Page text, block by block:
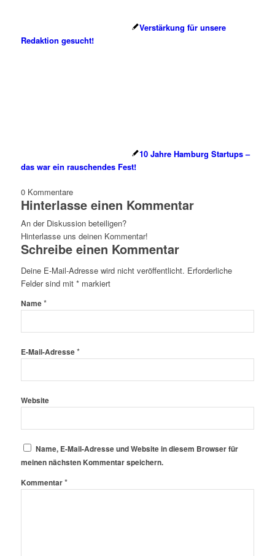
Verstärkung für unsere
Redaktion gesucht!
10 Jahre Hamburg Startups –
das war ein rauschendes Fest!
0 Kommentare
Hinterlasse einen Kommentar
An der Diskussion beteiligen?
Hinterlasse uns deinen Kommentar!
Schreibe einen Kommentar
Deine E-Mail-Adresse wird nicht veröffentlicht. Erforderliche
Felder sind mit *markiert
Name*
E-Mail-Adresse*
Website
Name, E-Mail-Adresse und Website in diesem Browser für
meinen nächsten Kommentar speichern.
Kommentar*